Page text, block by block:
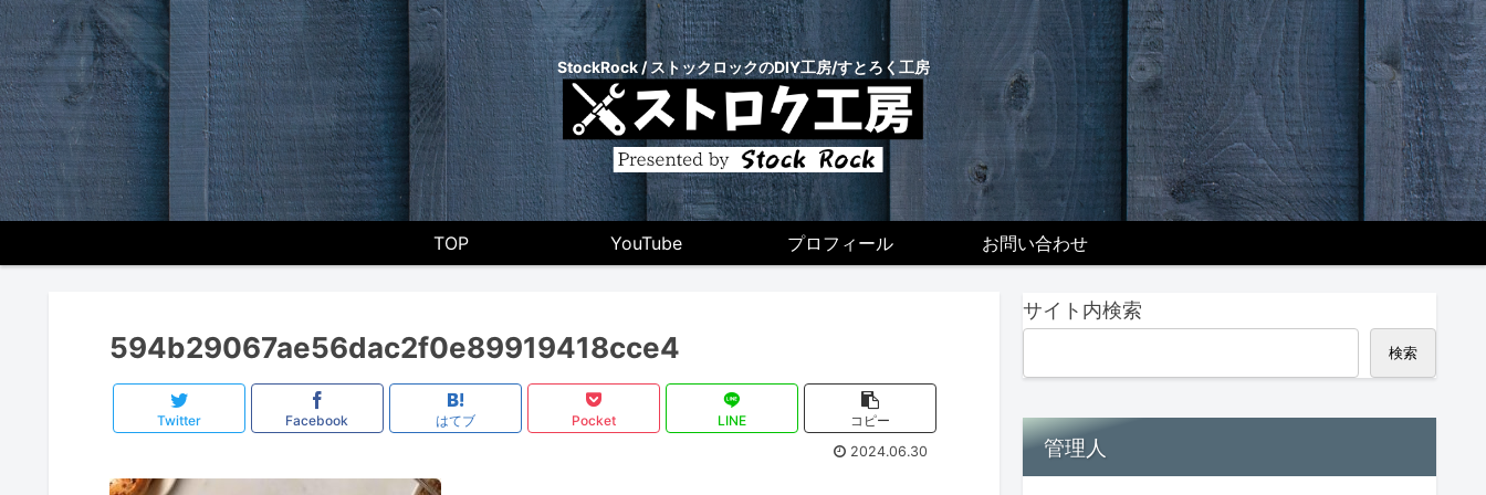
StockRock / ストックロックのDIY工房/すとろく工房
TOP YouTube プロフィール お問い合わせ
594b29067ae56dac2f0e89919418cce4
Twitter Facebook はてブ Pocket LINE
コピー
2024.06.30
サイト内検索
検索
管理人